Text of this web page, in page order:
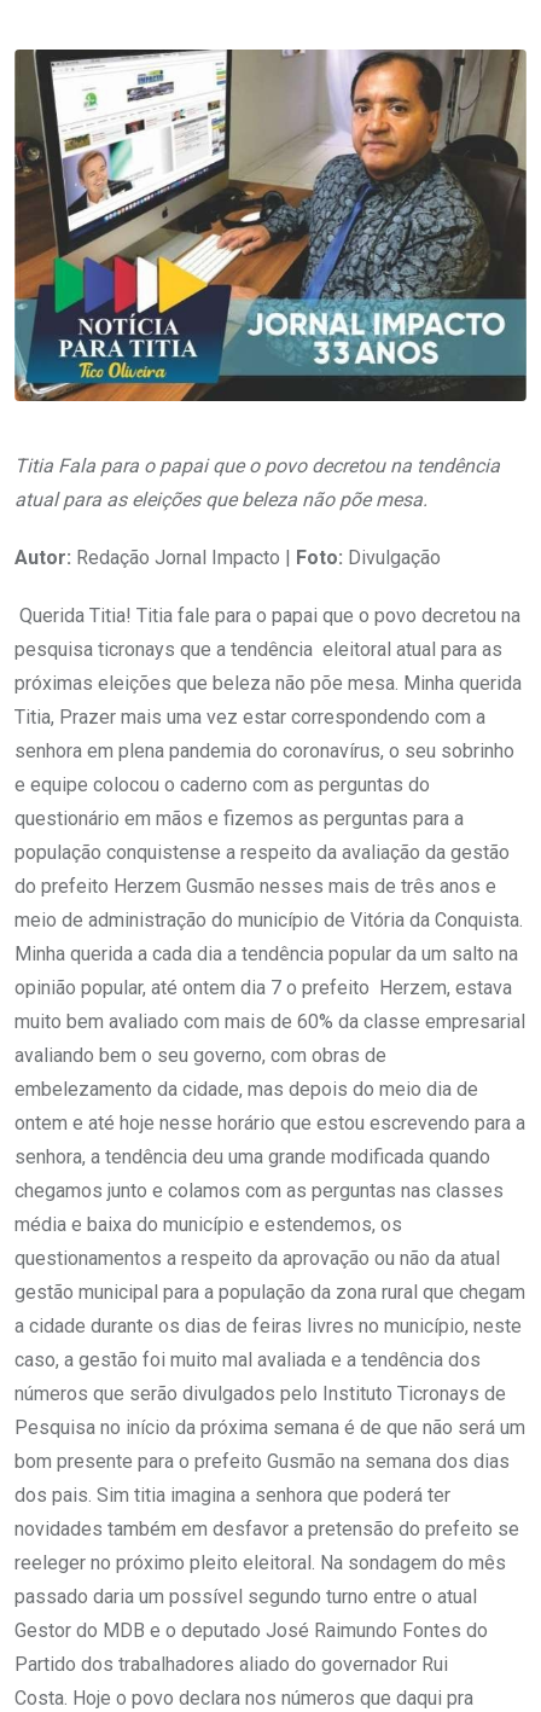
Titia Fala para o papai que o povo decretou na tendência
atual para as eleições que beleza não põe mesa.
Autor: Redação Jornal Impacto | Foto: Divulgação
Querida Titia! Titia fale para o papai que o povo decretou na
pesquisa ticronays que a tendência eleitoral atual para as
próximas eleições que beleza não põe mesa. Minha querida
Titia, Prazer mais uma vez estar correspondendo com a
senhora em plena pandemia do coronavírus, o seu sobrinho
e equipe colocou o caderno com as perguntas do
questionário em mãos e fizemos as perguntas para a
população conquistense a respeito da avaliação da gestão
do prefeito Herzem Gusmão nesses mais de três anos e
meio de administração do município de Vitória da Conquista.
Minha querida a cada dia a tendência popular da um salto na
opinião popular, até ontem dia 7 o prefeito Herzem, estava
muito bem avaliado com mais de 60% da classe empresarial
avaliando bem o seu governo, com obras de
embelezamento da cidade, mas depois do meio dia de
ontem e até hoje nesse horário que estou escrevendo para a
senhora, a tendência deu uma grande modificada quando
chegamos junto e colamos com as perguntas nas classes
média e baixa do município e estendemos, os
questionamentos a respeito da aprovação ou não da atual
gestão municipal para a população da zona rural que chegam
a cidade durante os dias de feiras livres no município, neste
caso, a gestão foi muito mal avaliada e a tendência dos
números que serão divulgados pelo Instituto Ticronays de
Pesquisa no início da próxima semana é de que não será um
bom presente para o prefeito Gusmão na semana dos dias
dos pais. Sim titia imagina a senhora que poderá ter
novidades também em desfavor a pretensão do prefeito se
reeleger no próximo pleito eleitoral. Na sondagem do mês
passado daria um possível segundo turno entre o atual
Gestor do MDB e o deputado José Raimundo Fontes do
Partido dos trabalhadores aliado do governador Rui
Costa. Hoje o povo declara nos números que daqui pra